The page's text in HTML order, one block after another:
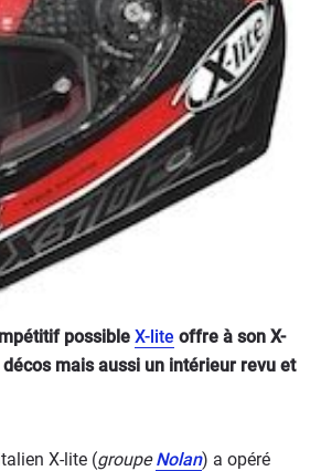
possible X-lite offre à son X-
mais aussi un intérieur revu et
X-lite (groupeNolan) a opéré